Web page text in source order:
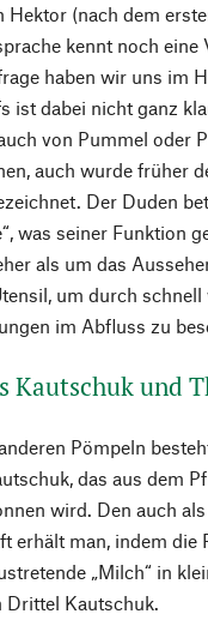
Hektor (nach dem
kennt noch eine
haben wir uns im
ist dabei nicht ganz
von Pummel oder
auch wurde früher
Der Duden
was seiner Funktion
als um das
um durch
im Abfluss zu
Kautschuk und
Pömpeln
das aus dem
wird. Den auch
erhält man, indem die
„Milch“ in
Drittel Kautschuk.